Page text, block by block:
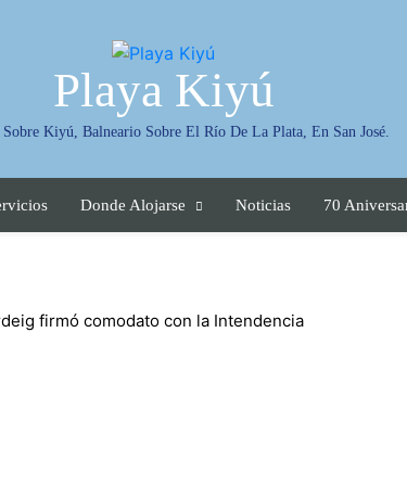
Playa Kiyú
Sobre Kiyú, Balneario Sobre El Río De La Plata, En San José.
Donde Alojarse Noticias 70
firmó comodato con la Intendencia